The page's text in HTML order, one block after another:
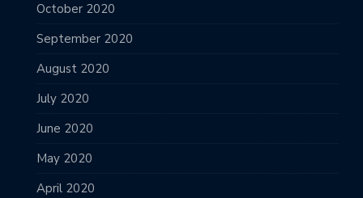
October 2020
September 2020
August 2020
July 2020
June 2020
May 2020
April 2020